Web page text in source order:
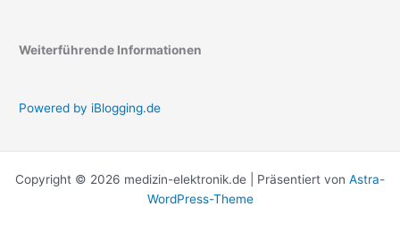
Weiterführende Informationen
Powered by iBlogging.de
Copyright © 2026 medizin-elektronik.de | Präsentiert von Astra-
WordPress-Theme